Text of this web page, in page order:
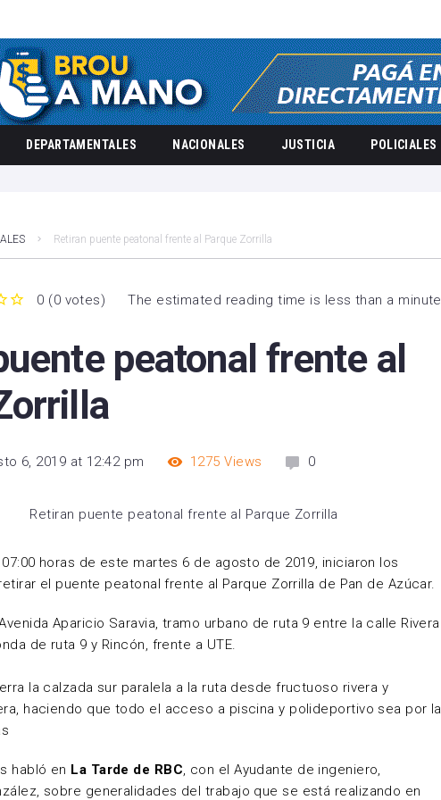
DEPARTAMENTALES NACIONALES JUSTICIA POLICIALES
Retiran puente peatonal frente al Parque Zorrilla
0 (0 votes) The estimated reading time is less than a minute
peatonal frente al
6, 2019 at 12:42 pm 1275 Views 0
horas de este martes 6 de agosto de 2019, iniciaron los
el puente peatonal frente al Parque Zorrilla de Pan de Azúcar.
Aparicio Saravia, tramo urbano de ruta 9 entre la calle Rivera
de ruta 9 y Rincón, frente a UTE.
la calzada sur paralela a la ruta desde fructuoso rivera y
haciendo que todo el acceso a piscina y polideportivo sea por la
habló en La Tarde de RBC, con el Ayudante de ingeniero,
sobre generalidades del trabajo que se está realizando en